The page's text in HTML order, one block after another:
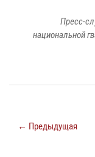
Пресс-
национальной
← Предыдущая